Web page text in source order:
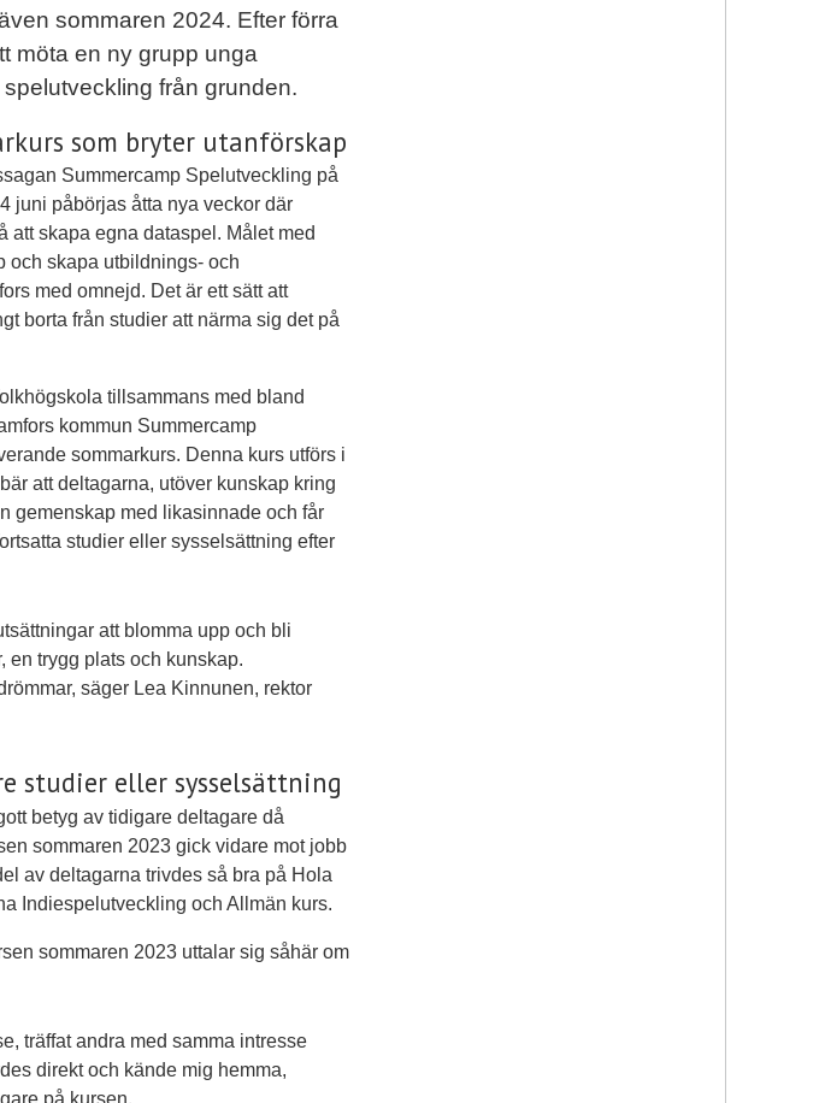
sommaren 2024. Efter förra
möta en ny grupp unga
från grunden.
som bryter utanförskap
Summercamp Spelutveckling på
juni påbörjas åtta nya veckor där
att skapa egna dataspel. Målet med
och skapa utbildnings- och
med omnejd. Det är ett sätt att
borta från studier att närma sig det på
tillsammans med bland
kommun Summercamp
sommarkurs. Denna kurs utförs i
att deltagarna, utöver kunskap kring
gemenskap med likasinnade och får
studier eller sysselsättning efter
att blomma upp och bli
en trygg plats och kunskap.
säger Lea Kinnunen, rektor
studier eller sysselsättning
betyg av tidigare deltagare då
sommaren 2023 gick vidare mot jobb
av deltagarna trivdes så bra på Hola
Indiespelutveckling och Allmän kurs.
sommaren 2023 uttalar sig såhär om
träffat andra med samma intresse
direkt och kände mig hemma,
på kursen.